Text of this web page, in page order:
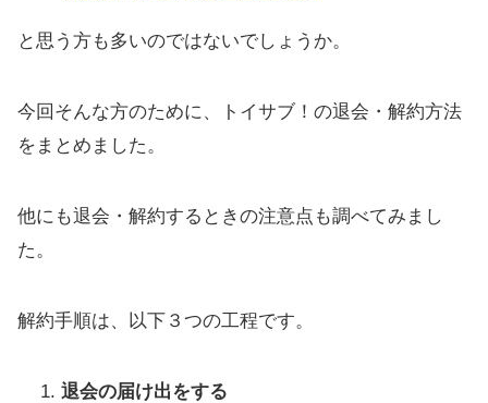
と思う方も多いのではないでしょうか。
今回そんな方のために、トイサブ！の退会・解約方法
をまとめました。
他にも退会・解約するときの注意点も調べてみまし
た。
解約手順は、以下３つの工程です。
退会の届け出をする